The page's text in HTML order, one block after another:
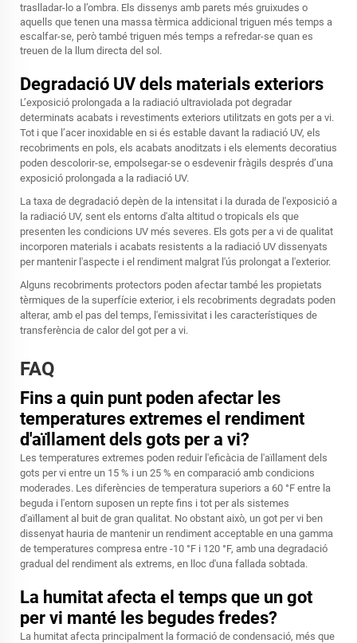
traslladar-lo a l’ombra. Els dissenys amb parets més gruixudes o
aquells que tenen una massa tèrmica addicional triguen més temps a
escalfar-se, però també triguen més temps a refredar-se quan es
treuen de la llum directa del sol.
Degradació UV dels materials exteriors
L’exposició prolongada a la radiació ultraviolada pot degradar
determinats acabats i revestiments exteriors utilitzats en gots per a vi.
Tot i que l’acer inoxidable en si és estable davant la radiació UV, els
recobriments en pols, els acabats anoditzats i els elements decoratius
poden descolorir-se, empolsegar-se o esdevenir fràgils després d’una
exposició prolongada a la radiació UV.
La taxa de degradació depèn de la intensitat i la durada de l'exposició a
la radiació UV, sent els entorns d'alta altitud o tropicals els que
presenten les condicions UV més severes. Els gots per a vi de qualitat
incorporen materials i acabats resistents a la radiació UV dissenyats
per mantenir l'aspecte i el rendiment malgrat l'ús prolongat a l'exterior.
Alguns recobriments protectors poden afectar també les propietats
tèrmiques de la superfície exterior, i els recobriments degradats poden
alterar, amb el pas del temps, l'emissivitat i les característiques de
transferència de calor del got per a vi.
FAQ
Fins a quin punt poden afectar les
temperatures extremes el rendiment
d'aïllament dels gots per a vi?
Les temperatures extremes poden reduir l'eficàcia de l'aïllament dels
gots per vi entre un 15 % i un 25 % en comparació amb condicions
moderades. Les diferències de temperatura superiors a 60 °F entre la
beguda i l'entorn suposen un repte fins i tot per als sistemes
d'aïllament al buit de gran qualitat. No obstant això, un got per vi ben
dissenyat hauria de mantenir un rendiment acceptable en una gamma
de temperatures compresa entre -10 °F i 120 °F, amb una degradació
gradual del rendiment als extrems, en lloc d'una fallada sobtada.
La humitat afecta el temps que un got
per vi manté les begudes fredes?
La humitat afecta principalment la formació de condensació, més que